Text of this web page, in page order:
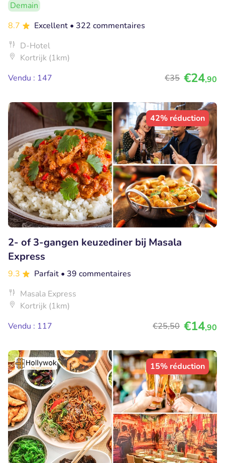
Demain
8.7
Excellent • 322 commentaires
D-Hotel
Kortrijk (1km)
Vendu : 147
€35 €24,90
42% réduction
2- of 3-gangen keuzediner bij Masala
Express
9.3 Parfait • 39 commentaires
Masala Express
Kortrijk (1km)
Vendu : 117
€25,50 €14,90
15% réduction